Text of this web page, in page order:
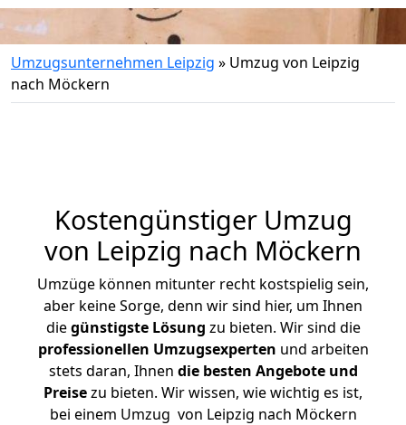
Umzugsunternehmen Leipzig » Umzug von Leipzig
nach Möckern
Kostengünstiger Umzug
von Leipzig nach Möckern
Umzüge können mitunter recht kostspielig sein,
aber keine Sorge, denn wir sind hier, um Ihnen
diegünstigste Lösung zu bieten. Wir sind die
professionellen Umzugsexperten und arbeiten
stets daran, Ihnen die besten Angebote und
Preisezu bieten. Wir wissen, wie wichtig es ist,
bei einem Umzug von Leipzig nach Möckern